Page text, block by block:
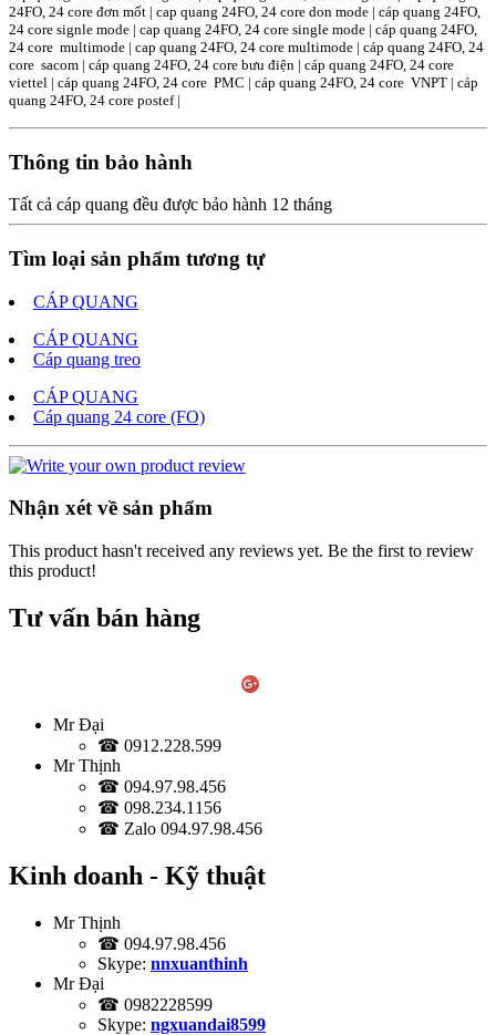
24FO, 24 core đơn mốt | cap quang 24FO, 24 core don mode | cáp quang 24FO,
24 core signle mode | cap quang 24FO, 24 core single mode | cáp quang 24FO,
24 core multimode | cap quang 24FO, 24 core multimode | cáp quang 24FO, 24
core sacom | cáp quang 24FO, 24 core bưu điện | cáp quang 24FO, 24 core
viettel | cáp quang 24FO, 24 core PMC | cáp quang 24FO, 24 core VNPT | cáp
quang 24FO, 24 core postef |
Thông tin bảo hành
Tất cả cáp quang đều được bảo hành 12 tháng
Tìm loại sản phẩm tương tự
CÁP QUANG
CÁP QUANG
Cáp quang treo
CÁP QUANG
Cáp quang 24 core (FO)
Nhận xét về sản phẩm
This product hasn't received any reviews yet. Be the first to review
this product!
Tư vấn bán hàng
Mr Đại
☎ 0912.228.599
Mr Thịnh
☎ 094.97.98.456
☎ 098.234.1156
☎ Zalo 094.97.98.456
Kinh doanh - Kỹ thuật
Mr Thịnh
☎ 094.97.98.456
Skype: nnxuanthinh
Mr Đại
☎ 0982228599
Skype: ngxuandai8599